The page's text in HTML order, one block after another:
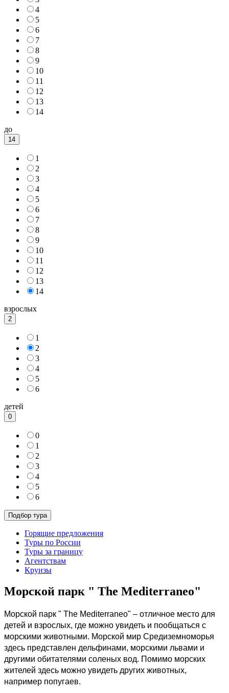
4
5
6
7
8
9
10
11
12
13
14
до
14
1
2
3
4
5
6
7
8
9
10
11
12
13
14
взрослых
2
1
2
3
4
5
6
детей
0
0
1
2
3
4
5
6
Горящие предложения
Туры по России
Туры за границу
Агентствам
Круизы
Морской парк " The Mediterraneo"
Морской парк " The Mediterraneo" – отличное место для
детей и взрослых, где можно увидеть и пообщаться с
морскими животными. Морской мир Средиземноморья
здесь представлен дельфинами, морскими львами и
другими обитателями соленых вод. Помимо морских
жителей здесь можно увидеть других животных,
например попугаев.